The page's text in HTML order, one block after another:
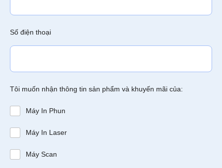
Số điện thoại
Tôi muốn nhận thông tin sản phẩm và khuyến mãi của:
Máy In Phun
Máy In Laser
Máy Scan